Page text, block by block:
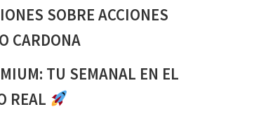
SOBRE ACCIONES
CARDONA
TU SEMANAL EN EL
REAL